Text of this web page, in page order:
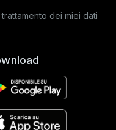
dei miei dati